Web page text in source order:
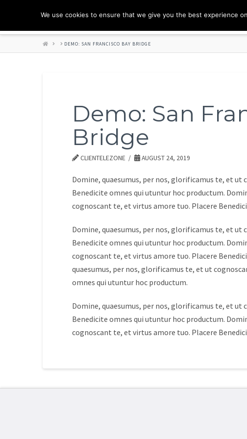
HOME DEMO: SAN FRANCISCO BAY BRIDGE
Demo: San
Bridge
CLIENTELEZONE AUGUST 24, 2019
Domine, quaesumus, per nos, glorificamus te, et
Benedicite omnes qui utuntur hoc productum.
cognoscant te, et virtus amore tuo. Placere
Domine, quaesumus, per nos, glorificamus te, et
Benedicite omnes qui utuntur hoc productum.
cognoscant te, et virtus amore tuo. Placere
quaesumus, per nos, glorificamus te, et ut
omnes qui utuntur hoc productum.
Domine, quaesumus, per nos, glorificamus te, et
Benedicite omnes qui utuntur hoc productum.
cognoscant te, et virtus amore tuo. Placere
We use cookies to ensure that we give you the best experience